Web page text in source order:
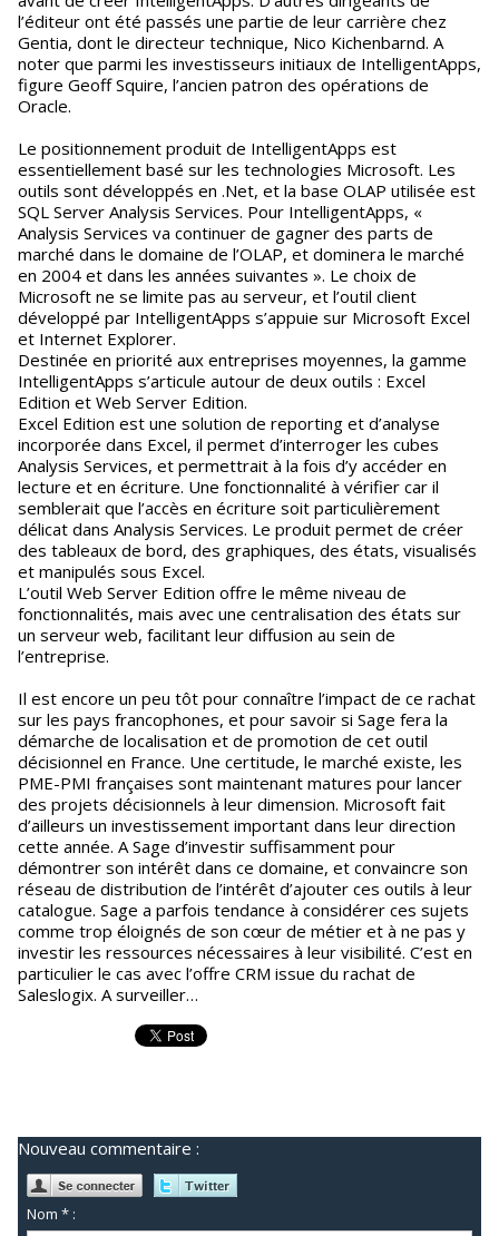
l’éditeur ont été passés une partie de leur carrière chez
Gentia, dont le directeur technique, Nico Kichenbarnd. A
noter que parmi les investisseurs initiaux de IntelligentApps,
figure Geoff Squire, l’ancien patron des opérations de
Oracle.
Le positionnement produit de IntelligentApps est
essentiellement basé sur les technologies Microsoft. Les
outils sont développés en .Net, et la base OLAP utilisée est
SQL Server Analysis Services. Pour IntelligentApps, «
Analysis Services va continuer de gagner des parts de
marché dans le domaine de l’OLAP, et dominera le marché
en 2004 et dans les années suivantes ». Le choix de
Microsoft ne se limite pas au serveur, et l’outil client
développé par IntelligentApps s’appuie sur Microsoft Excel
et Internet Explorer.
Destinée en priorité aux entreprises moyennes, la gamme
IntelligentApps s’articule autour de deux outils : Excel
Edition et Web Server Edition.
Excel Edition est une solution de reporting et d’analyse
incorporée dans Excel, il permet d’interroger les cubes
Analysis Services, et permettrait à la fois d’y accéder en
lecture et en écriture. Une fonctionnalité à vérifier car il
semblerait que l’accès en écriture soit particulièrement
délicat dans Analysis Services. Le produit permet de créer
des tableaux de bord, des graphiques, des états, visualisés
et manipulés sous Excel.
L’outil Web Server Edition offre le même niveau de
fonctionnalités, mais avec une centralisation des états sur
un serveur web, facilitant leur diffusion au sein de
l’entreprise.
Il est encore un peu tôt pour connaître l’impact de ce rachat
sur les pays francophones, et pour savoir si Sage fera la
démarche de localisation et de promotion de cet outil
décisionnel en France. Une certitude, le marché existe, les
PME-PMI françaises sont maintenant matures pour lancer
des projets décisionnels à leur dimension. Microsoft fait
d’ailleurs un investissement important dans leur direction
cette année. A Sage d’investir suffisamment pour
démontrer son intérêt dans ce domaine, et convaincre son
réseau de distribution de l’intérêt d’ajouter ces outils à leur
catalogue. Sage a parfois tendance à considérer ces sujets
comme trop éloignés de son cœur de métier et à ne pas y
investir les ressources nécessaires à leur visibilité. C’est en
particulier le cas avec l’offre CRM issue du rachat de
Saleslogix. A surveiller…
Nouveau commentaire :
Nom * :